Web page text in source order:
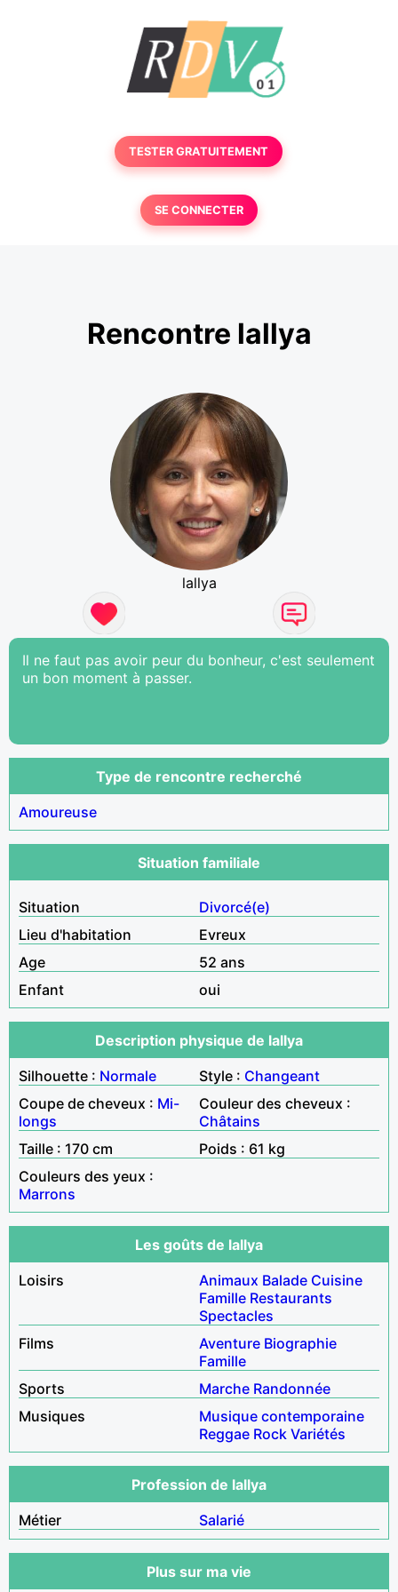
TESTER GRATUITEMENT
SE CONNECTER
Rencontre lallya
lallya
Il ne faut pas avoir peur du bonheur, c'est seulement
un bon moment à passer.
Type de rencontre recherché
Amoureuse
Situation familiale
Situation
Divorcé(e)
Lieu d'habitation
Evreux
Age
52 ans
Enfant
oui
Description physique de lallya
Silhouette : Normale Style : Changeant
Coupe de cheveux : Mi-
longs
Couleur des cheveux :
Châtains
Taille : 170 cm
Poids : 61 kg
Couleurs des yeux :
Marrons
Les goûts de lallya
Loisirs
Animaux Balade Cuisine
Famille Restaurants
Spectacles
Films
Aventure Biographie
Famille
Sports
Marche Randonnée
Musiques
Musique contemporaine
Reggae Rock Variétés
Profession de lallya
Métier
Salarié
Plus sur ma vie